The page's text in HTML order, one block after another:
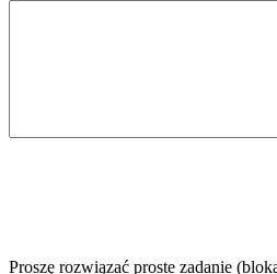
Proszę rozwiązać proste zadanie